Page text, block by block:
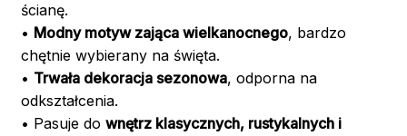
ścianę.
• Modny motyw zająca wielkanocnego, bardzo
chętnie wybierany na święta.
• Trwała dekoracja sezonowa, odporna na
odkształcenia.
• Pasuje do wnętrz klasycznych, rustykalnych i